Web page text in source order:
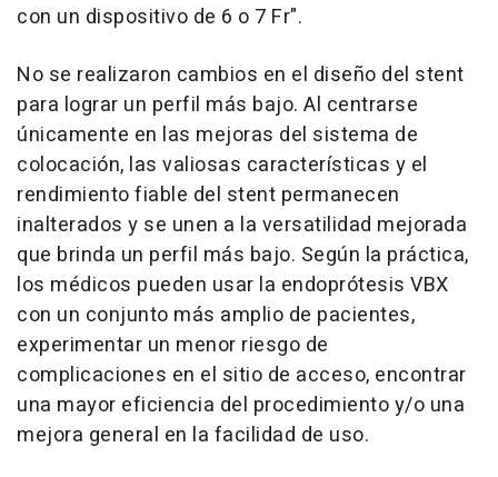
con un dispositivo de 6 o 7 Fr".
No se realizaron cambios en el diseño del stent
para lograr un perfil más bajo. Al centrarse
únicamente en las mejoras del sistema de
colocación, las valiosas características y el
rendimiento fiable del stent permanecen
inalterados y se unen a la versatilidad mejorada
que brinda un perfil más bajo. Según la práctica,
los médicos pueden usar la endoprótesis VBX
con un conjunto más amplio de pacientes,
experimentar un menor riesgo de
complicaciones en el sitio de acceso, encontrar
una mayor eficiencia del procedimiento y/o una
mejora general en la facilidad de uso.